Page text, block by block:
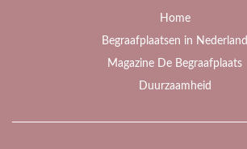
Home
Begraafplaatsen in Nederland
Magazine De Begraafplaats
Duurzaamheid